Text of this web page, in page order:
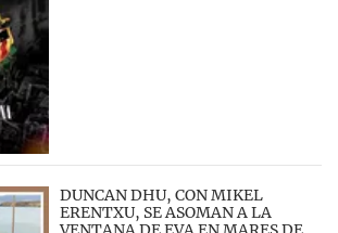
DUNCAN DHU, CON MIKEL
ERENTXU, SE ASOMAN A LA